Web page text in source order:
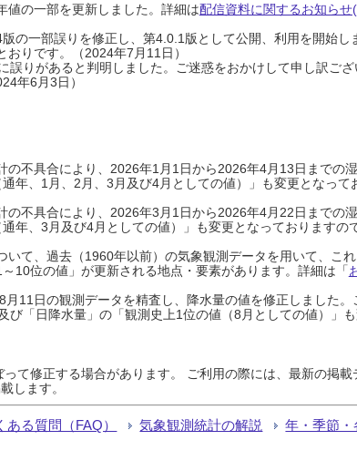
値の一部を更新しました。詳細は配信資料に関するお知らせ
の一部誤りを修正し、第4.0.1版として公開、利用を開始し
おりです。（2024年7月11日）
りがあると判明しました。ご迷惑をおかけして申し訳ご
年6月3日）
不具合により、2026年1月1日から2026年4月13日までの
年、1月、2月、3月及び4月としての値）」も変更となって
不具合により、2026年3月1日から2026年4月22日までの
年、3月及び4月としての値）」も変更となっておりますの
て、過去（1960年以前）の気象観測データを用いて、こ
10位の値」が更新される地点・要素があります。詳細は「
11日の観測データを精査し、降水量の値を修正しました
び「日降水量」の「観測史上1位の値（8月としての値）」
て修正する場合があります。 ご利用の際には、最新の掲
します。
ある質問（FAQ） 気象観測統計の解説 年・季節・